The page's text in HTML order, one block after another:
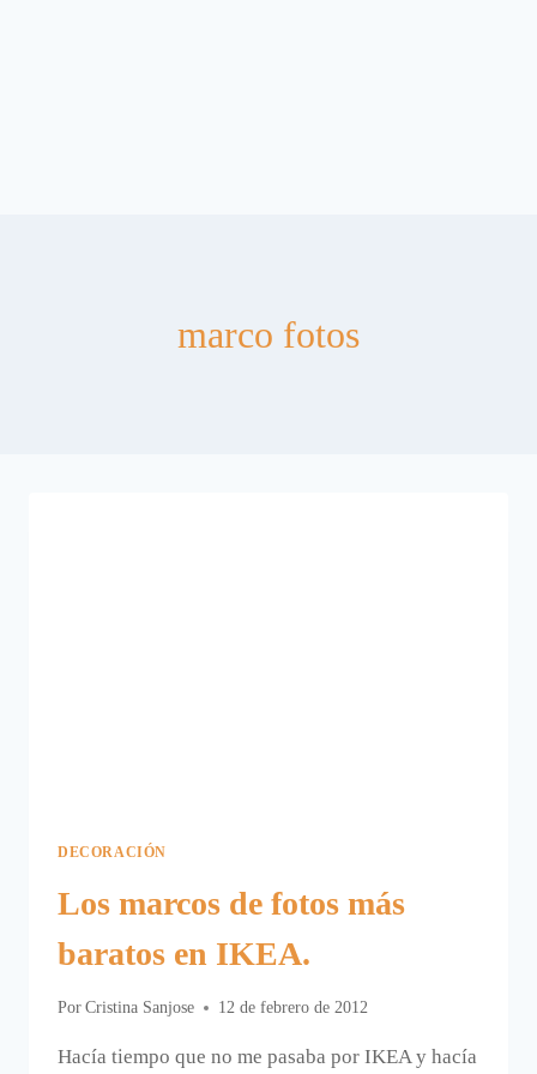
marco fotos
DECORACIÓN
Los marcos de fotos más
baratos en IKEA.
Por Cristina Sanjose 12 de febrero de 2012
Hacía tiempo que no me pasaba por IKEA y hacía